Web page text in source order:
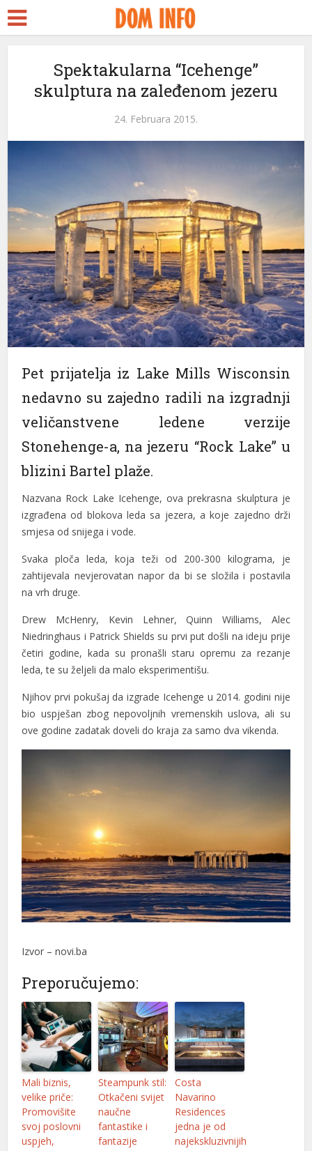
Spektakularna “Icehenge”
skulptura na zaleđenom jezeru
24. Februara 2015.
Pet prijatelja iz Lake Mills Wisconsin
nedavno su zajedno radili na izgradnji
veličanstvene ledene verzije
Stonehenge-a, na jezeru “Rock Lake” u
blizini Bartel plaže.
Nazvana Rock Lake Icehenge, ova prekrasna skulptura je
izgrađena od blokova leda sa jezera, a koje zajedno drži
smjesa od snijega i vode.
Svaka ploča leda, koja teži od 200-300 kilograma, je
zahtijevala nevjerovatan napor da bi se složila i postavila
na vrh druge.
Drew McHenry, Kevin Lehner, Quinn Williams, Alec
Niedringhaus i Patrick Shields su prvi put došli na ideju prije
četiri godine, kada su pronašli staru opremu za rezanje
leda, te su željeli da malo eksperimentišu.
Njihov prvi pokušaj da izgrade Icehenge u 2014. godini nije
bio uspješan zbog nepovoljnih vremenskih uslova, ali su
ove godine zadatak doveli do kraja za samo dva vikenda.
Izvor – novi.ba
Preporučujemo:
Mali biznis,
velike priče:
Promovišite
svoj poslovni
uspjeh,
Steampunk stil:
Otkačeni svijet
naučne
fantastike i
fantazije
Costa
Navarino
Residences
jedna je od
najekskluzivnijih